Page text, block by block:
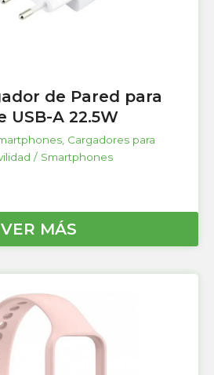
de Pared para
USB-A 22.5W
Cargadores para
/ Smartphones
VER MÁS